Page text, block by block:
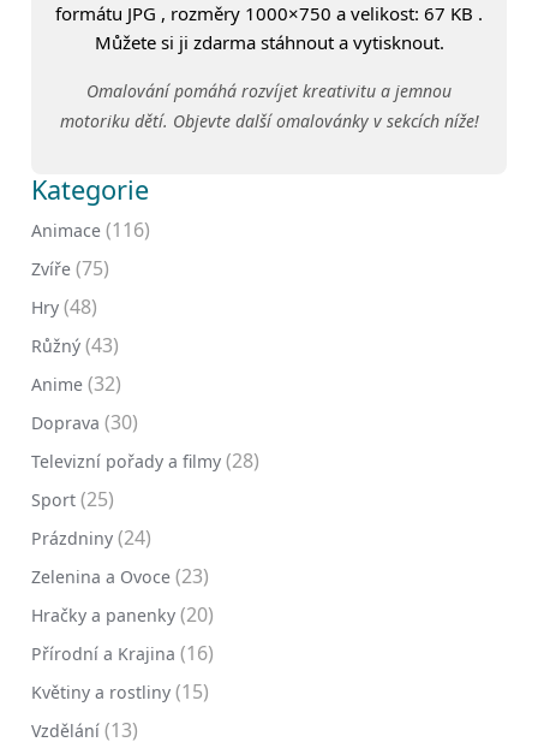
formátu JPG , rozměry 1000×750 a velikost: 67 KB .
Můžete si ji zdarma stáhnout a vytisknout.
Omalování pomáhá rozvíjet kreativitu a jemnou
motoriku dětí. Objevte další omalovánky v sekcích níže!
Kategorie
Animace (116)
Zvíře (75)
Hry (48)
Růžný (43)
Anime (32)
Doprava (30)
Televizní pořady a filmy (28)
Sport (25)
Prázdniny (24)
Zelenina a Ovoce (23)
Hračky a panenky (20)
Přírodní a Krajina (16)
Květiny a rostliny (15)
Vzdělání (13)